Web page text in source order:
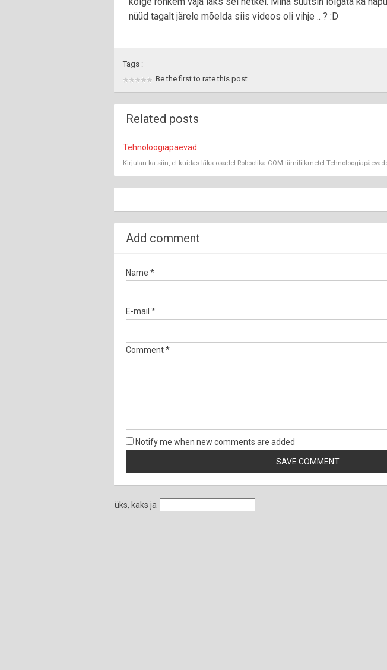
nüüd tagalt järele mõelda siis videos oli vihje .. ? :D
Tags :
Be the first to rate this post
Related posts
Tehnoloogiapäevad
Kirjutan ka siin, et kuidas läks osadel Robootika.COM tiimiliikmetel
Add comment
Name *
E-mail *
Comment *
Notify me when new comments are added
üks, kaks ja